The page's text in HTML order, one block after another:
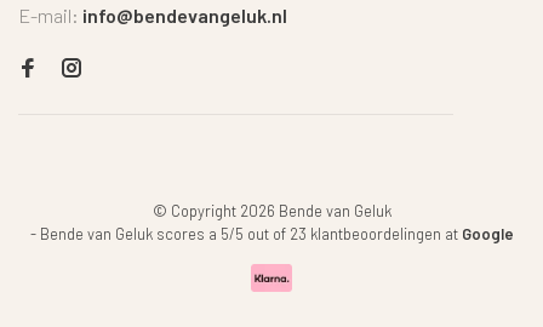
E-mail: info@bendevangeluk.nl
© Copyright 2026 Bende van Geluk
- Bende van Geluk scores a 5/5 out of 23 klantbeoordelingen at Google